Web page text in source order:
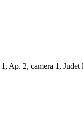
Ap. 2, camera 1,